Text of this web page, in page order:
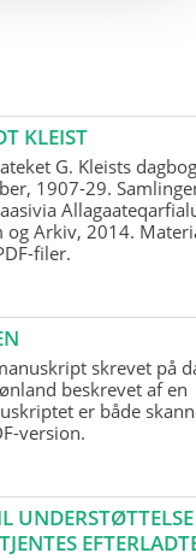
KLEIST
G. Kleists
1907-29.
Arkiv, 2014.
filer.
skrevet på
beskrevet af en
er både
version.